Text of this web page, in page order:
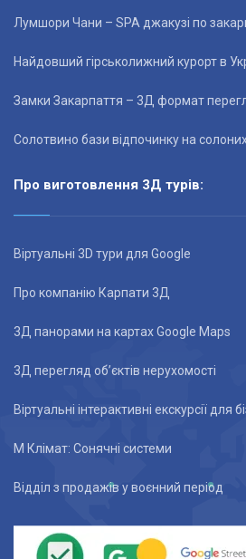
Лумшори Чани – SPA джакузі по
Найдовший гірськолижний курорт в
Замки Закарпаття – 3Д формат
Солотвино бази відпочинку на
Про виготовлення 3Д турів:
Віртуальні 3D тури для Google
Про компанію Карпати 3Д
3Д панорами на картах Google Maps
3Д перегляд об’єктів нерухомості
Віртуальні інтерактивні екскурсії для
М Клімат: Сонячні системи
Відділ з продажів у воєнний період